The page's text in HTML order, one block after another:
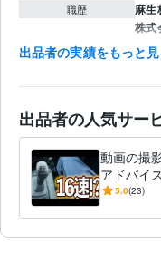
職歴 麻生
株式
株式
語・フレームワーク
ビジネス・クリエイ
ティブツール
得意分野 動画
学歴 神奈
出品者の実績をもっと
出品者の人気サー
動画の撮
アドバイ
え5.0(23)